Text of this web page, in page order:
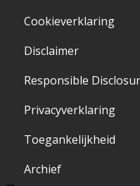
Cookieverklaring
Disclaimer
Responsible
Privacyverklaring
Toegankelijkheid
Archief